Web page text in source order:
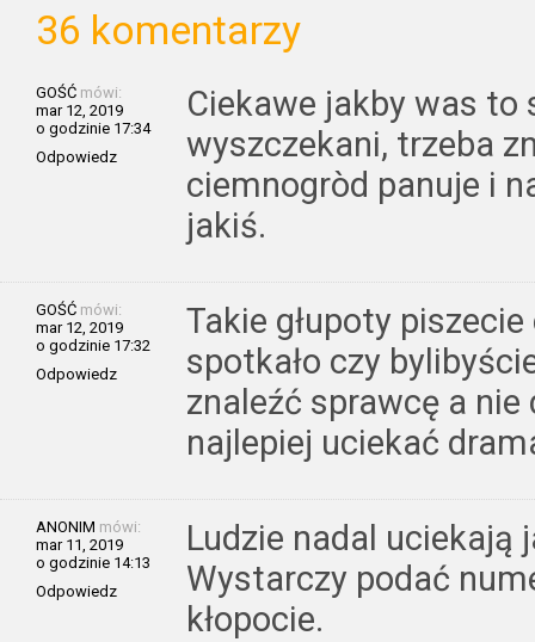
36 komentarzy
GOŚĆ mówi:
mar 12, 2019
o godzinie 17:34
Odpowiedz
Ciekawe jakby was to
wyszczekani, trzeba
ciemnogròd panuje i
jakiś.
GOŚĆ mówi:
mar 12, 2019
o godzinie 17:32
Odpowiedz
Takie głupoty
spotkało czy
znaleźć sprawcę a
najlepiej uciekać
ANONIM mówi:
mar 11, 2019
o godzinie 14:13
Odpowiedz
Ludzie nadal uciekają
Wystarczy podać
kłopocie.